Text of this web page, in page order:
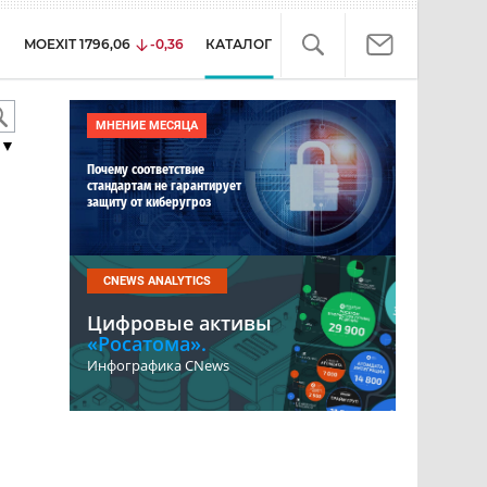
MOEXIT 1796,06 -0,36 КАТАЛОГ
МНЕНИЕ МЕСЯЦА
Почему соответствие
стандартам не гарантирует
защиту от киберугроз
CNEWS ANALYTICS
Цифровые активы
«Росатома».
Инфографика CNews